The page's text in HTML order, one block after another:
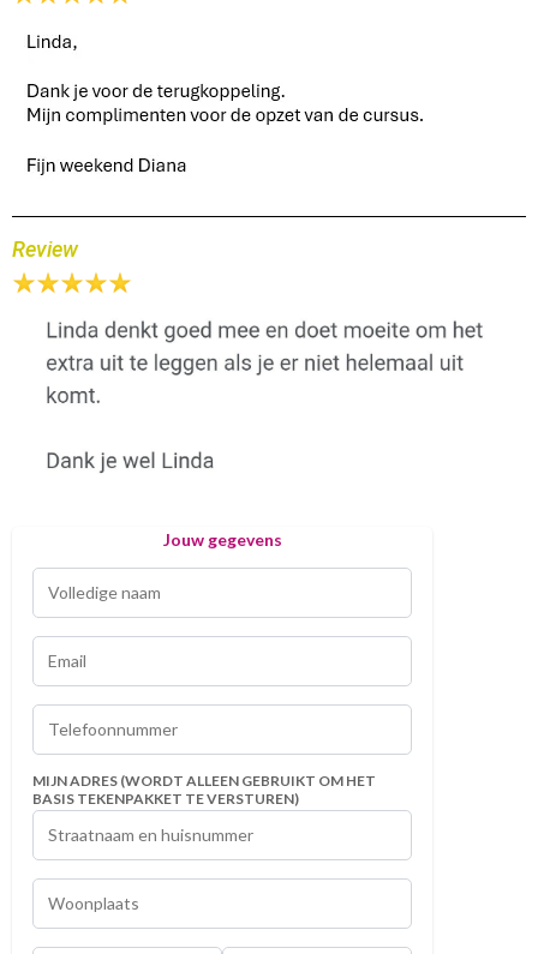
Review
Jouw gegevens
MIJN ADRES (WORDT ALLEEN GEBRUIKT OM HET
BASIS TEKENPAKKET TE VERSTUREN)